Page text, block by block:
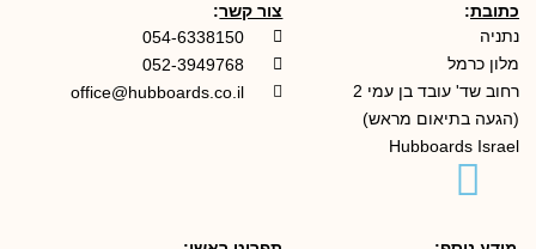
כתובת:
נתניה
מלון כרמל
רחוב שד' עובד בן עמי 2
(הגעה בתיאום מראש)
Hubboards Israel
צור קשר:
054-6338150
052-3949768
office@hubboards.co.il